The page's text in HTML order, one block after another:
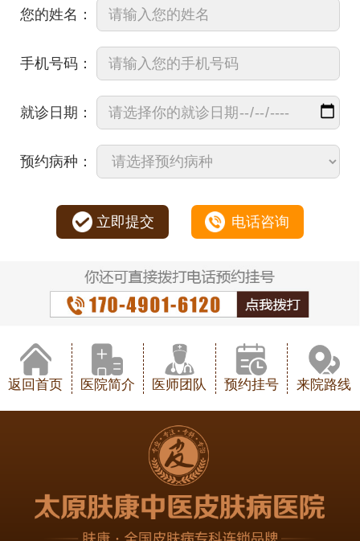
您的姓名：
手机号码：
就诊日期：
预约病种：
立即提交 电话咨询
返回首页 医院简介 医师团队 预约挂号 来院路线